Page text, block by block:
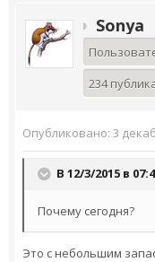
Sonya
234
Опубликовано: 3
В 12/3/2015 в
Почему сегодня?
Это с небольшим